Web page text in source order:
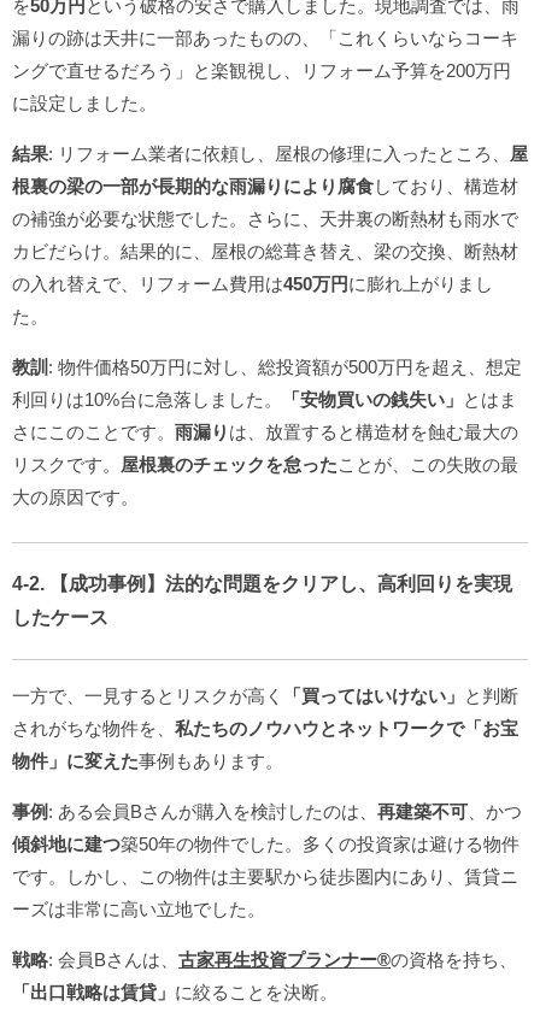
を50万円 という破格の安さで購入しました。現地調査では、雨
漏りの跡は天井に一部あったものの、「これくらいならコーキ
ングで直せるだろう」と楽観視し、リフォーム予算を200万円
に設定しました。
結果: リフォーム業者に依頼し、屋根の修理に入ったところ、 屋
根裏の梁の一部が長期的な雨漏りにより腐食しており、構造材
の補強が必要な状態でした。さらに、天井裏の断熱材も雨水で
カビだらけ。結果的に、屋根の総葺き替え、梁の交換、断熱材
の入れ替えで、リフォーム費用は450万円に膨れ上がりまし
た。
教訓 : 物件価格50万円に対し、総投資額が500万円を超え、想定
利回りは10%台に急落しました。
「安物買いの銭失い」 とはま
さにこのことです。 雨漏り は、放置すると構造材を蝕む最大の
リスクです。 屋根裏のチェックを怠ったことが、この失敗の最
大の原因です。
4-2. 【成功事例】法的な問題をクリアし、高利回りを実現
したケース
一方で、一見するとリスクが高く 「買ってはいけない」 と判断
されがちな物件を、 私たちのノウハウとネットワークで「お宝
物件」に変えた事例もあります。
事例 : ある会員Bさんが購入を検討したのは、 再建築不可 、かつ
傾斜地に建つ築50年の物件でした。多くの投資家は避ける物件
です。しかし、この物件は主要駅から徒歩圏内にあり、賃貸ニ
ーズは非常に高い立地でした。
戦略: 会員Bさんは、 古家再生投資プランナー®️の資格を持ち、
「出口戦略は賃貸」 に絞ることを決断。